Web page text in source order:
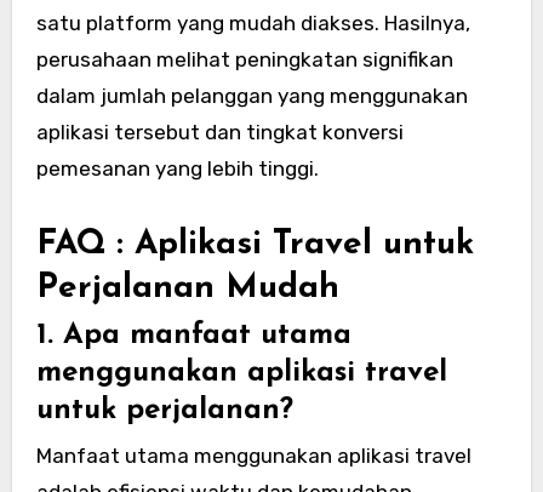
satu platform yang mudah diakses. Hasilnya,
perusahaan melihat peningkatan signifikan
dalam jumlah pelanggan yang menggunakan
aplikasi tersebut dan tingkat konversi
pemesanan yang lebih tinggi.
FAQ : Aplikasi Travel untuk
Perjalanan Mudah
1. Apa manfaat utama
menggunakan aplikasi travel
untuk perjalanan?
Manfaat utama menggunakan aplikasi travel